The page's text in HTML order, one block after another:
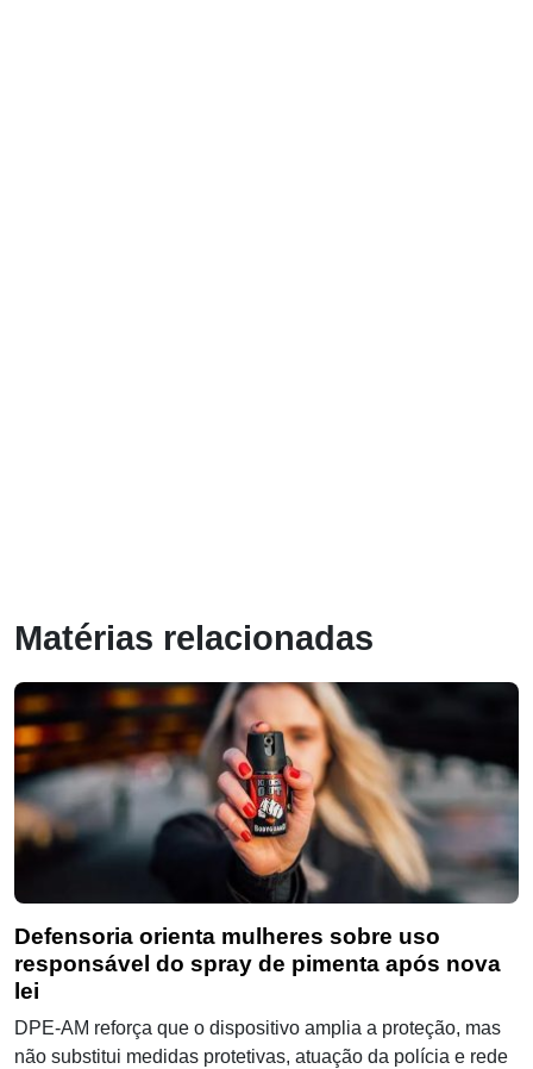
Matérias relacionadas
Defensoria orienta mulheres sobre uso
responsável do spray de pimenta após nova
lei
DPE-AM reforça que o dispositivo amplia a proteção, mas
não substitui medidas protetivas, atuação da polícia e rede